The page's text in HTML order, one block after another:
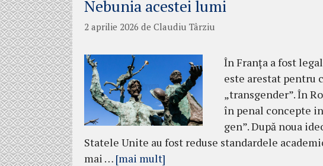
Nebunia acestei lumi
2 aprilie 2026 de Claudiu Târziu
În Franța a fost
este arestat pentru
„transgender”. În
în penal concepte
gen”. După noua
Statele Unite au fost reduse standardele
mai … [mai mult]